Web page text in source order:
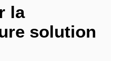
la
solution